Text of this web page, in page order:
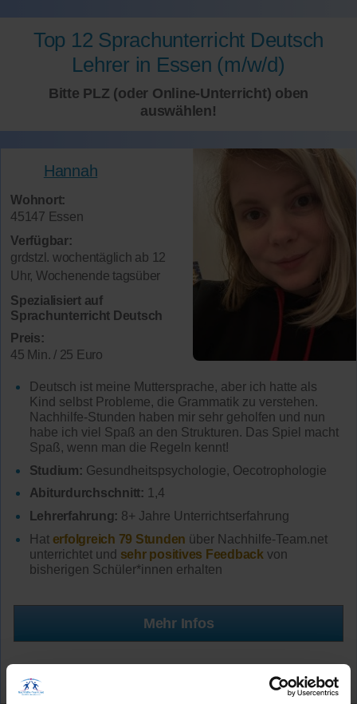
Top 12 Sprachunterricht Deutsch
Lehrer in Essen (m/w/d)
Bitte PLZ (oder Online-Unterricht) oben
auswählen!
Hannah
Wohnort:
45147 Essen
Verfügbar:
grdstzl. wochentäglich ab 12
Uhr, Wochenende tagsüber
Spezialisiert auf
Sprachunterricht Deutsch
Preis:
45 Min. / 25 Euro
Deutsch ist meine Muttersprache, aber ich hatte als
Kind selbst Probleme, die Grammatik zu verstehen.
Nachhilfe-Stunden haben mir sehr geholfen und nun
habe ich viel Spaß an den Strukturen. Das Spiel macht
Spaß, wenn man die Regeln kennt!
Studium: Gesundheitspsychologie, Oecotrophologie
Abiturdurchschnitt: 1,4
Lehrerfahrung: 8+ Jahre Unterrichtserfahrung
Hat erfolgreich 79 Stunden über Nachhilfe-Team.net
unterrichtet und sehr positives Feedback von
bisherigen Schüler*innen erhalten
Mehr Infos
★★★★★